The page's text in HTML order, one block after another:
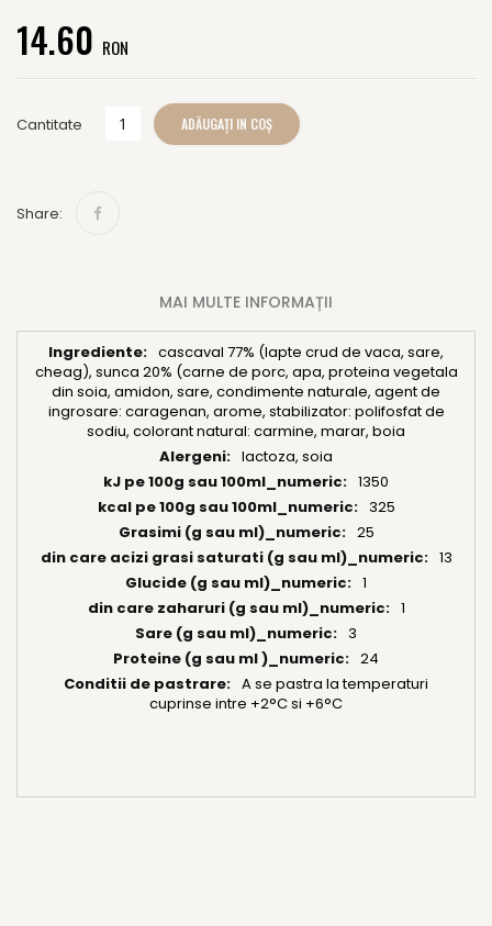
14.60 RON
Cantitate ADĂUGAȚI IN COȘ
Share:
the
MAI MULTE INFORMAȚII
Mai
multe
informații
cascaval 77% (lapte crud de vaca, sare,
cheag), sunca 20% (carne de porc, apa, proteina vegetala
din soia, amidon, sare, condimente naturale, agent de
ingrosare: caragenan, arome, stabilizator: polifosfat de
sodiu, colorant natural: carmine, marar, boia
lactoza, soia
1350
325
25
13
1
1
3
24
A se pastra la temperaturi
cuprinse intre +2°C si +6°C